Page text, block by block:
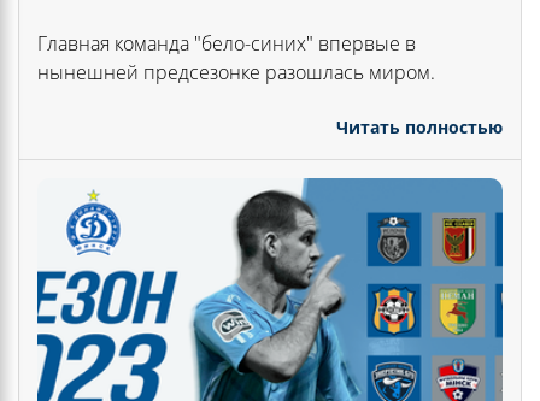
Главная команда "бело-синих" впервые в
нынешней предсезонке разошлась миром.
Читать полностью